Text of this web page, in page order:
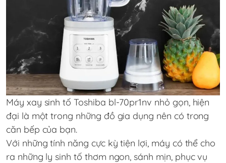
Máy xay sinh tố Toshiba bl-70pr1nv nhỏ gọn, hiện
đại là một trong những đồ gia dụng nên có trong
căn bếp của bạn.
Với những tính năng cực kỳ tiện lợi, máy có thể cho
ra những ly sinh tố thơm ngon, sánh mịn, phục vụ